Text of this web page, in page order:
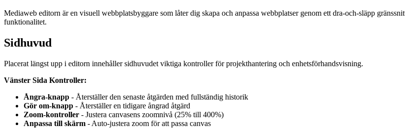
Mediaweb editorn är en visuell webbplatsbyggare som låter dig skapa och anpassa webbplatser genom ett dra-och-släpp
funktionalitet.
Sidhuvud
Placerat längst upp i editorn innehåller sidhuvudet viktiga kontroller för projekthantering och enhetsförhandsvisning.
Vänster Sida Kontroller:
Ångra-knapp - Återställer den senaste åtgärden med fullständig historik
Gör om-knapp - Återställer en tidigare ångrad åtgärd
Zoom-kontroller - Justera canvasens zoomnivå (25% till 400%)
Anpassa till skärm - Auto-justera zoom för att passa canvas